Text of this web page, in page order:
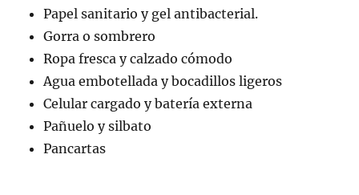
Papel sanitario y gel antibacterial.
Gorra o sombrero
Ropa fresca y calzado cómodo
Agua embotellada y bocadillos ligeros
Celular cargado y batería externa
Pañuelo y silbato
Pancartas